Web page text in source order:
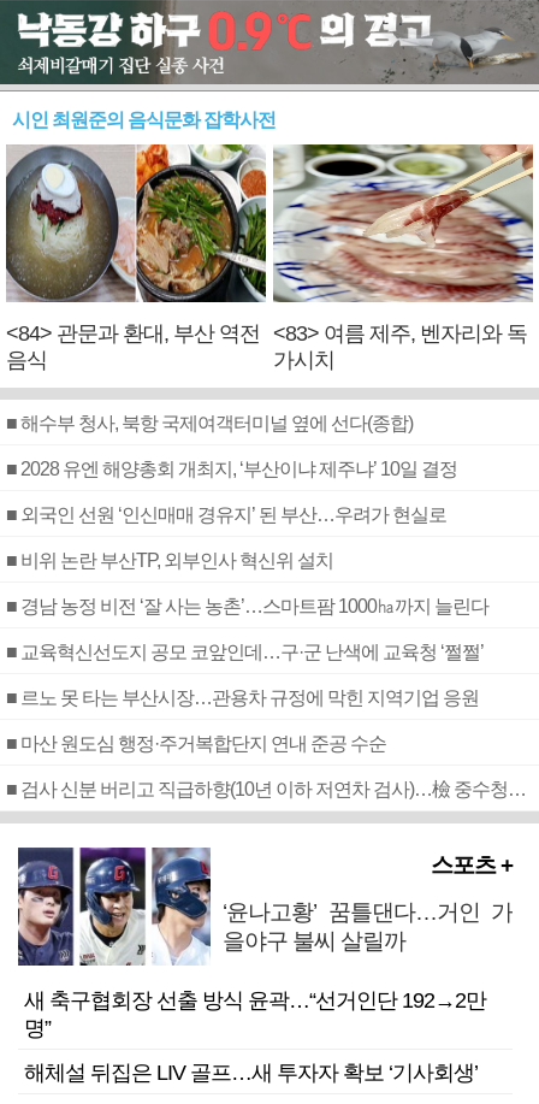
시인 최원준의 음식문화 잡학사전
<84> 관문과 환대, 부산 역전
음식
<83> 여름 제주, 벤자리와 독
가시치
■ 해수부 청사, 북항 국제여객터미널 옆에 선다(종합)
■ 2028 유엔 해양총회 개최지, ‘부산이냐 제주냐’ 10일 결정
■ 외국인 선원 ‘인신매매 경유지’ 된 부산…우려가 현실로
■ 비위 논란 부산TP, 외부인사 혁신위 설치
■ 경남 농정 비전 ‘잘 사는 농촌’…스마트팜 1000㏊까지 늘린다
■ 교육혁신선도지 공모 코앞인데…구·군 난색에 교육청 ‘쩔쩔’
■ 르노 못 타는 부산시장…관용차 규정에 막힌 지역기업 응원
■ 마산 원도심 행정·주거복합단지 연내 준공 수순
■ 검사 신분 버리고 직급하향(10년 이하 저연차 검사)…檢 중수청행 기피
스포츠 +
‘윤나고황’ 꿈틀댄다…거인 가
을야구 불씨 살릴까
새 축구협회장 선출 방식 윤곽…“선거인단 192→2만
명”
해체설 뒤집은 LIV 골프…새 투자자 확보 ‘기사회생’